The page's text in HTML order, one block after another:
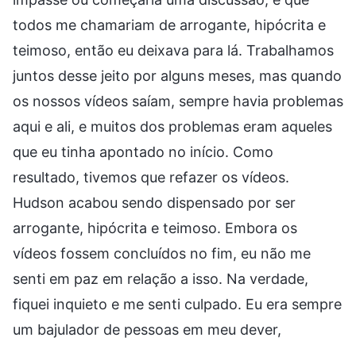
todos me chamariam de arrogante, hipócrita e
teimoso, então eu deixava para lá. Trabalhamos
juntos desse jeito por alguns meses, mas quando
os nossos vídeos saíam, sempre havia problemas
aqui e ali, e muitos dos problemas eram aqueles
que eu tinha apontado no início. Como
resultado, tivemos que refazer os vídeos.
Hudson acabou sendo dispensado por ser
arrogante, hipócrita e teimoso. Embora os
vídeos fossem concluídos no fim, eu não me
senti em paz em relação a isso. Na verdade,
fiquei inquieto e me senti culpado. Eu era sempre
um bajulador de pessoas em meu dever,